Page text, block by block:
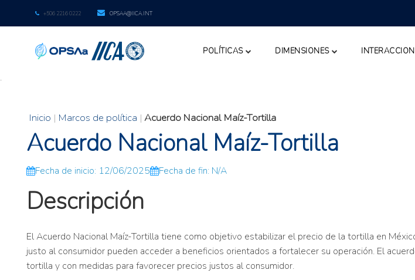
+506 2216 0222 OPSAA@IICA.INT
POLÍTICAS DIMENSIONES
.
Inicio | Marcos de política | Acuerdo Nacional Maíz-Tortilla
Acuerdo Nacional Maíz-Tortilla
Fecha de inicio: 12/06/2025 Fecha de fin: N/A
Descripción
El Acuerdo Nacional Maíz-Tortilla tiene como objetivo estabilizar el precio de la tortilla en
justo al consumidor pueden acceder a beneficios orientados a fortalecer su operación. El
tortilla y con medidas para favorecer precios justos al consumidor.